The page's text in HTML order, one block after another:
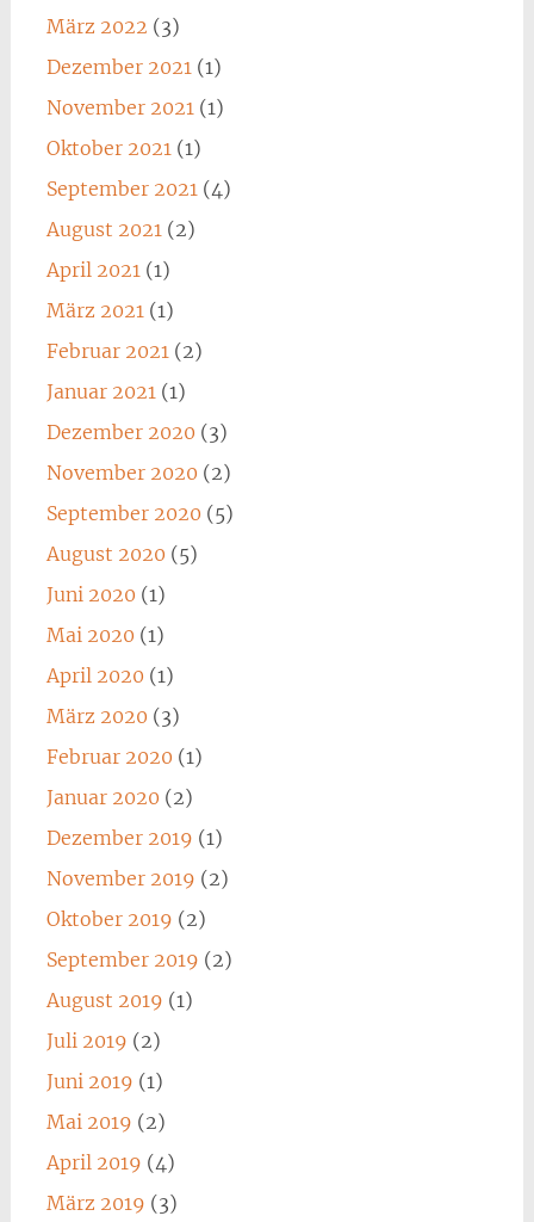
März 2022 (3)
Dezember 2021(1)
November 2021(1)
Oktober 2021(1)
September 2021(4)
August 2021(2)
April 2021(1)
März 2021(1)
Februar 2021(2)
Januar 2021(1)
Dezember 2020 (3)
November 2020 (2)
September 2020 (5)
August 2020 (5)
Juni 2020 (1)
Mai 2020 (1)
April 2020 (1)
März 2020 (3)
Februar 2020 (1)
Januar 2020 (2)
Dezember 2019 (1)
November 2019 (2)
Oktober 2019 (2)
September 2019 (2)
August 2019 (1)
Juli 2019 (2)
Juni 2019 (1)
Mai 2019 (2)
April 2019 (4)
März 2019 (3)